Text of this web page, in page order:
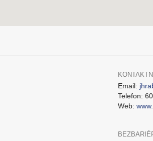
Email:
Telefon:
Web: